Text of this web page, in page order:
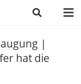
|
hat die